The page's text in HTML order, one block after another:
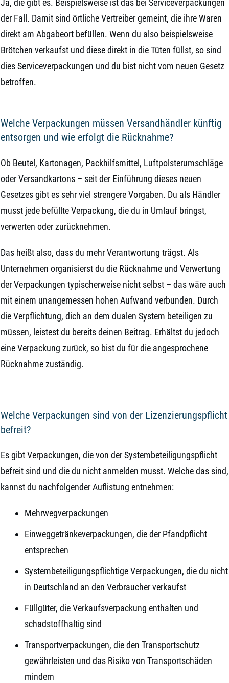
Ja, die gibt es. Beispielsweise ist das bei Serviceverpackungen
der Fall. Damit sind örtliche Vertreiber gemeint, die ihre Waren
direkt am Abgabeort befüllen. Wenn du also beispielsweise
Brötchen verkaufst und diese direkt in die Tüten füllst, so sind
dies Serviceverpackungen und du bist nicht vom neuen Gesetz
betroffen.
Welche Verpackungen müssen Versandhändler künftig
entsorgen und wie erfolgt die Rücknahme?
Ob Beutel, Kartonagen, Packhilfsmittel, Luftpolsterumschläge
oder Versandkartons – seit der Einführung dieses neuen
Gesetzes gibt es sehr viel strengere Vorgaben. Du als Händler
musst jede befüllte Verpackung, die du in Umlauf bringst,
verwerten oder zurücknehmen.
Das heißt also, dass du mehr Verantwortung trägst. Als
Unternehmen organisierst du die Rücknahme und Verwertung
der Verpackungen typischerweise nicht selbst – das wäre auch
mit einem unangemessen hohen Aufwand verbunden. Durch
die Verpflichtung, dich an dem dualen System beteiligen zu
müssen, leistest du bereits deinen Beitrag. Erhältst du jedoch
eine Verpackung zurück, so bist du für die angesprochene
Rücknahme zuständig.
Welche Verpackungen sind von der Lizenzierungspflicht
befreit?
Es gibt Verpackungen, die von der Systembeteiligungspflicht
befreit sind und die du nicht anmelden musst. Welche das sind,
kannst du nachfolgender Auflistung entnehmen:
Mehrwegverpackungen
Einweggetränkeverpackungen, die der Pfandpflicht
entsprechen
Systembeteiligungspflichtige Verpackungen, die du nicht
in Deutschland an den Verbraucher verkaufst
Füllgüter, die Verkaufsverpackung enthalten und
schadstoffhaltig sind
Transportverpackungen, die den Transportschutz
gewährleisten und das Risiko von Transportschäden
mindern